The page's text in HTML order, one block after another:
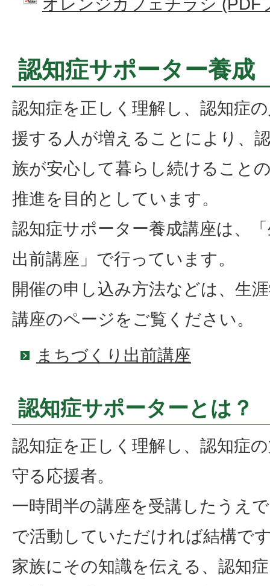
認知症サポーター養成
認知症を正しく理解し、認知症
援する人が増えることにより、
族が安心して暮らし続けること
推進を目的としています。
認知症サポーター養成講座は、
出前講座」で行っています。
開催の申し込み方法などは、生
講座のページをご覧ください。
まちづくり出前講座
認知症サポーターとは？
認知症を正しく理解し、認知症
守る応援者。
一時間半の講座を受講したうえ
で活動していただければ結構で
家族にその知識を伝える、認知